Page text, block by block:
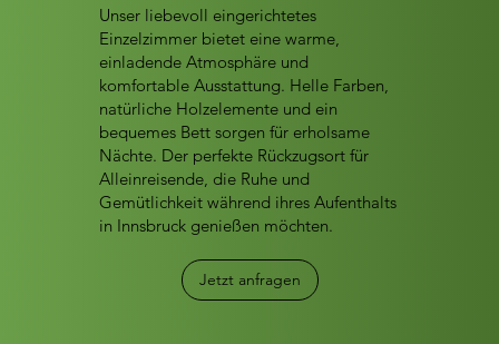
Unser liebevoll eingerichtetes
Einzelzimmer bietet eine warme,
einladende Atmosphäre und
komfortable Ausstattung. Helle Farben,
natürliche Holzelemente und ein
bequemes Bett sorgen für erholsame
Nächte. Der perfekte Rückzugsort für
Alleinreisende, die Ruhe und
Gemütlichkeit während ihres Aufenthalts
in Innsbruck genießen möchten.
Jetzt anfragen